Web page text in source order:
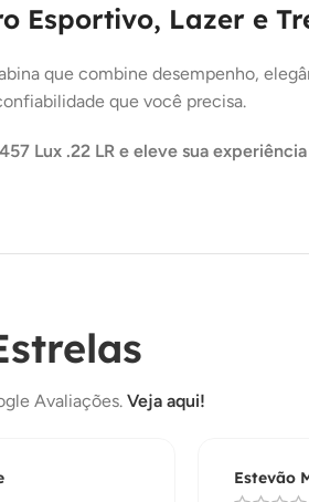
Esportivo, Lazer e
que combine desempenho,
que você precisa.
Lux .22 LR e eleve sua
Avaliações. Veja aqui!
Estevão